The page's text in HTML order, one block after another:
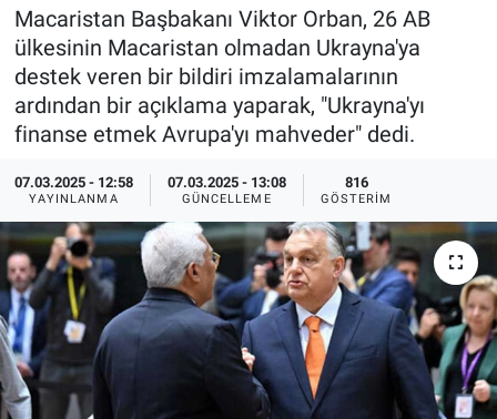
Macaristan Başbakanı Viktor Orban, 26 AB
ülkesinin Macaristan olmadan Ukrayna'ya
destek veren bir bildiri imzalamalarının
ardından bir açıklama yaparak, "Ukrayna'yı
finanse etmek Avrupa'yı mahveder" dedi.
07.03.2025 - 12:58
YAYINLANMA
07.03.2025 - 13:08
GÜNCELLEME
816
GÖSTERIM
Dünya
Ege Saati
Ege'den Esintiler
Eğitim
Eğlence
Ekonomi
Forum
Spor
Yayın Akışı
İletişim
Son Dakika Haberleri
Haber Arşivi